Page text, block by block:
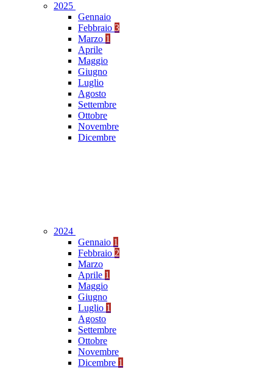
2025
Gennaio
Febbraio 3
Marzo 1
Aprile
Maggio
Giugno
Luglio
Agosto
Settembre
Ottobre
Novembre
Dicembre
2024
Gennaio 1
Febbraio 2
Marzo
Aprile 1
Maggio
Giugno
Luglio 1
Agosto
Settembre
Ottobre
Novembre
Dicembre 1